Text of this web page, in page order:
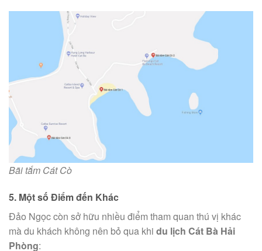
Bãi tắm Cát Cò
5. Một số Điểm đến Khác
Đảo Ngọc còn sở hữu nhiều điểm tham quan thú vị khác
mà du khách không nên bỏ qua khi du lịch Cát Bà Hải
Phòng: